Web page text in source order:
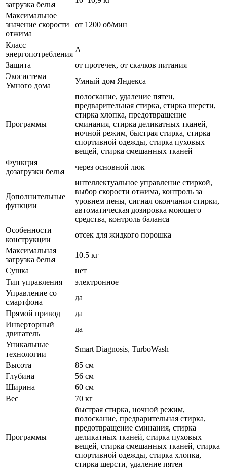
загрузка белья
Максимальное
значение скорости
отжима
от 1200 об/мин
Класс
энергопотребления
A
Защита
от протечек, от скачков питания
Экосистема
Умного дома
Умный дом Яндекса
Программы
полоскание, удаление пятен,
предварительная стирка, стирка шерсти,
стирка хлопка, предотвращение
сминания, стирка деликатных тканей,
ночной режим, быстрая стирка, стирка
спортивной одежды, стирка пуховых
вещей, стирка смешанных тканей
Функция
дозагрузки белья
через основной люк
Дополнительные
функции
интеллектуальное управление стиркой,
выбор скорости отжима, контроль за
уровнем пены, сигнал окончания стирки,
автоматическая дозировка моющего
средства, контроль баланса
Особенности
конструкции
отсек для жидкого порошка
Максимальная
загрузка белья
10.5 кг
Сушка
нет
Тип управления
электронное
Управление со
смартфона
да
Прямой привод
да
Инверторный
двигатель
да
Уникальные
технологии
Smart Diagnosis, TurboWash
Высота
85 см
Глубина
56 см
Ширина
60 см
Вес
70 кг
Программы
быстрая стирка, ночной режим,
полоскание, предварительная стирка,
предотвращение сминания, стирка
деликатных тканей, стирка пуховых
вещей, стирка смешанных тканей, стирка
спортивной одежды, стирка хлопка,
стирка шерсти, удаление пятен